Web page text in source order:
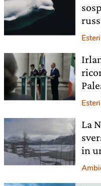
Esteri
Esteri
La
in